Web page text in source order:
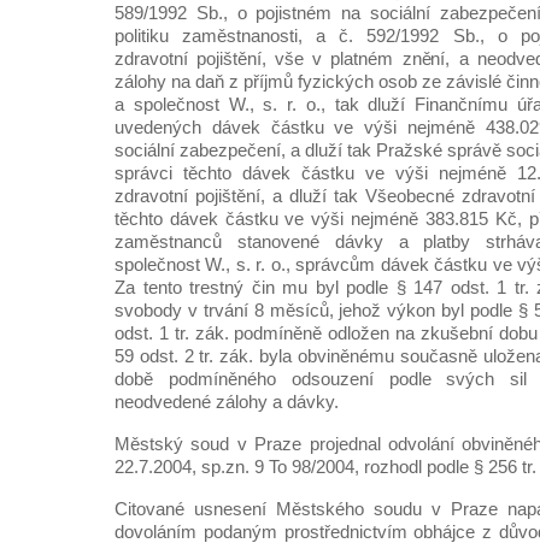
589/1992 Sb., o pojistném na sociální
politiku zaměstnanosti, a č. 592/1992 Sb., o
zdravotní pojištění, vše v platném znění, a
zálohy na daň z příjmů fyzických osob ze závislé
a společnost W., s. r. o., tak dluží Finančnímu
uvedených dávek částku ve výši nejméně
sociální zabezpečení, a dluží tak Pražské správě
správci těchto dávek částku ve výši nejméně
zdravotní pojištění, a dluží tak Všeobecné
těchto dávek částku ve výši nejméně 383.815 Kč,
zaměstnanců stanovené dávky a platby
společnost W., s. r. o., správcům dávek částku ve
Za tento trestný čin mu byl podle § 147 odst. 1 tr.
svobody v trvání 8 měsíců, jehož výkon byl podle §
odst. 1 tr. zák. podmíněně odložen na zkušební
59 odst. 2 tr. zák. byla obviněnému současně
době podmíněného odsouzení podle svých sil
neodvedené zálohy a dávky.
Městský soud v Praze projednal odvolání
22.7.2004, sp.zn. 9 To 98/2004, rozhodl podle § 256
Citované usnesení Městského soudu v Praze
dovoláním podaným prostřednictvím obhájce z